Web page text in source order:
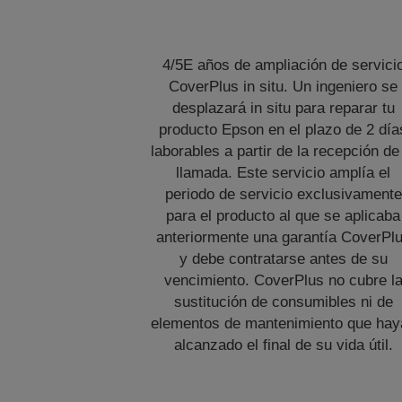
4/5E años de ampliación de
CoverPlus in situ. Un ingeniero se
desplazará in situ para reparar tu
producto Epson en el plazo de 2
laborables a partir de la recepción
llamada. Este servicio amplía el
periodo de servicio exclusivamente
para el producto al que se aplicaba
anteriormente una garantía
y debe contratarse antes de su
vencimiento. CoverPlus no cubre la
sustitución de consumibles ni de
elementos de mantenimiento que
alcanzado el final de su vida útil.